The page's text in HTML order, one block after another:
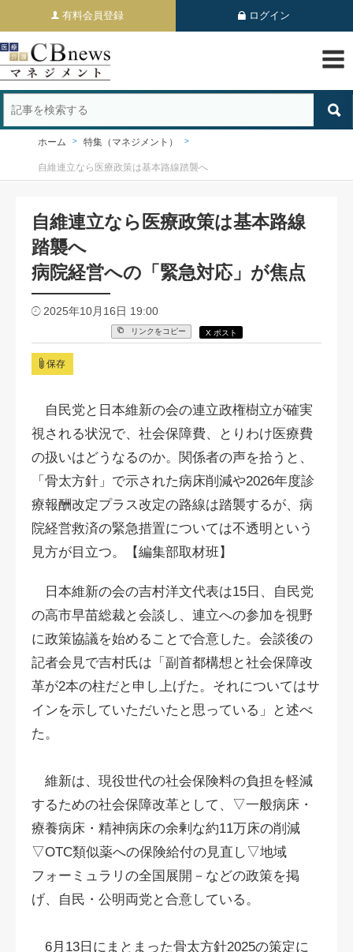
有料会員登録 ログイン
ホーム 特集（マネジメント）
自維連立なら医療政策は基本路線踏襲へ
自維連立なら医療政策は基本路線
踏襲へ
病院経営への「緊急対応」が焦点
2025年10月16日 19:00
リンクをコピー X ポスト
保存
自民党と日本維新の会の連立政権樹立が確実
視される状況で、社会保障費、とりわけ医療費
の扱いはどうなるのか。関係者の声を拾うと、
「骨太方針」で示された病床削減や2026年度診
療報酬改定プラス改定の路線は踏襲するが、病
院経営救済の緊急措置については不透明という
見方が目立つ。【編集部取材班】
日本維新の会の吉村洋文代表は15日、自民党
の高市早苗総裁と会談し、連立への参加を視野
に政策協議を始めることで合意した。会談後の
記者会見で吉村氏は「副首都構想と社会保障改
革が2本の柱だと申し上げた。それについてはサ
インを示していただいたと思っている」と述べ
た。
維新は、現役世代の社会保険料の負担を軽減
するための社会保障改革として、▽一般病床・
療養病床・精神病床の余剰な約11万床の削減
▽OTC類似薬への保険給付の見直し▽地域
フォーミュラリの全国展開－などの政策を掲
げ、自民・公明両党と合意している。
6月13日にまとまった骨太方針2025の策定に